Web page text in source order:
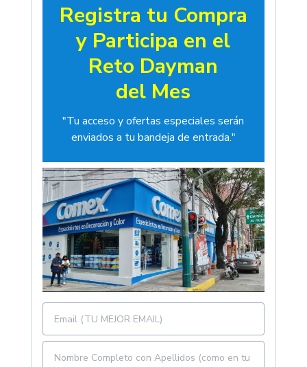
Registra tu Compra
y Participa en el
Reto Dayman
del Mes
"Tu acceso y ofertas especiales serán
enviados a tu bandeja de entrada."